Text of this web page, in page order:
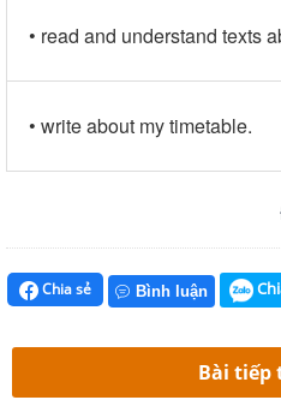
• read and understand texts
• write about my timetable.
Chia sẻ Bình luận
Bài tiếp